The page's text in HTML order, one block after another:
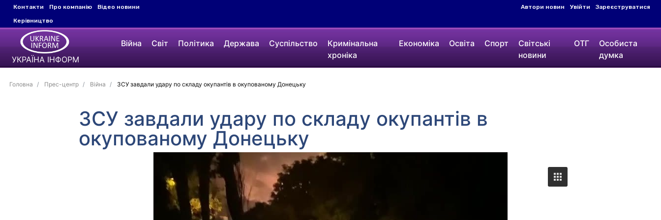
Контакти Про компанію
Відео новини
Керівництво
Автори новин Увійти Зареєструватися
УКРАЇНА ІНФОРМ
Війна Світ Політика Держава Суспільство
Кримінальна
хроніка
Економіка Освіта Спорт
Світські
новини
ОТГ
Особиста
думка
Головна Прес-центр Війна ЗСУ завдали удару по складу окупантів в окупованому Донецьку
ЗСУ завдали удару по складу окупантів в
окупованому Донецьку